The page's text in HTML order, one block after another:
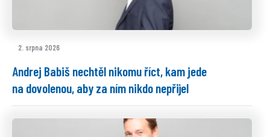
2. srpna 2026
Andrej Babiš nechtěl nikomu říct, kam jede
na dovolenou, aby za ním nikdo nepřijel